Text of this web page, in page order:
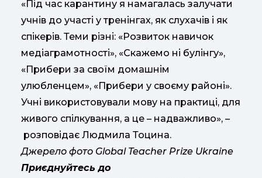
«Під час карантину я намагалась залучати
учнів до участі у тренінгах, як слухачів і як
спікерів. Теми різні: «Розвиток навичок
медіаграмотності», «Скажемо ні булінгу»,
«Прибери за своїм домашнім
улюбленцем», «Прибери у своєму районі».
Учні використовували мову на практиці, для
живого спілкування, а це – надважливо», –
розповідає Людмила Тоцина.
Джерело фото Global Teacher Prize Ukraine
Приєднуйтесь до